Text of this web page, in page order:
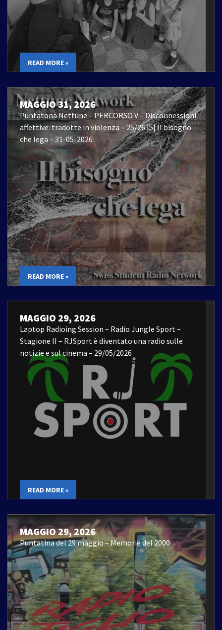
READ MORE »
MAGGIO 31, 2026
Puntatona Nettune – PERCORSO V – Disconnessioni
affettive: tradotte in violenza – 25/26 |5| Il bisogno
che lega – 31-05-2026
READ MORE »
MAGGIO 29, 2026
Laptop Radioing Session – Radio Jungle Sport –
Stagione II – RJSport è diventato una radio sulle
notizie e sul cinema – 29/05/2026
READ MORE »
MAGGIO 29, 2026
Puntatina del 29 maggio – Memorie del 2000